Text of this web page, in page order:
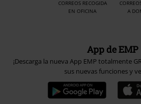
CORREOS RECOGIDA
EN OFICINA
A
App de EMP
¡Descarga la nueva App EMP totalmente
sus nuevas funciones y